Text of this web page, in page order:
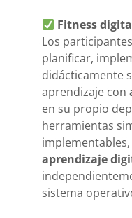
Fitness
Los
planificar,
didácticamente
aprendizaje con
en su propio
herramientas
aprendizaje
sistema